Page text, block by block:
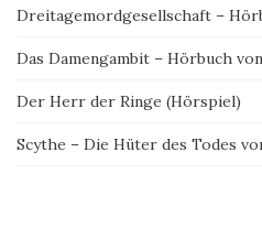
Dreitagemordgesellschaft –
Das Damengambit – Hörbuch
Der Herr der Ringe (Hörspiel)
Scythe – Die Hüter des Todes